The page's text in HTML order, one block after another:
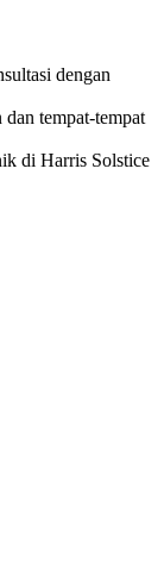
dengan
tempat-tempat
di Harris Solstice